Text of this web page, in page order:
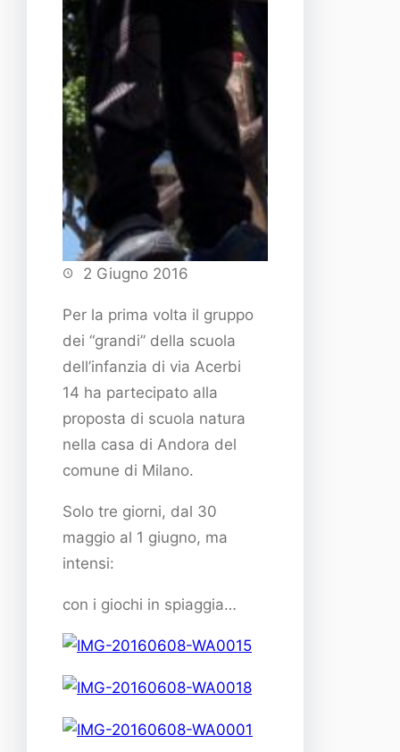
2 Giugno 2016
Per la prima volta il gruppo
dei “grandi” della scuola
dell’infanzia di via Acerbi
14 ha partecipato alla
proposta di scuola natura
nella casa di Andora del
comune di Milano.
Solo tre giorni, dal 30
maggio al 1 giugno, ma
intensi:
con i giochi in spiaggia…